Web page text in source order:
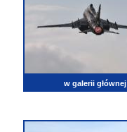
w galerii głównej